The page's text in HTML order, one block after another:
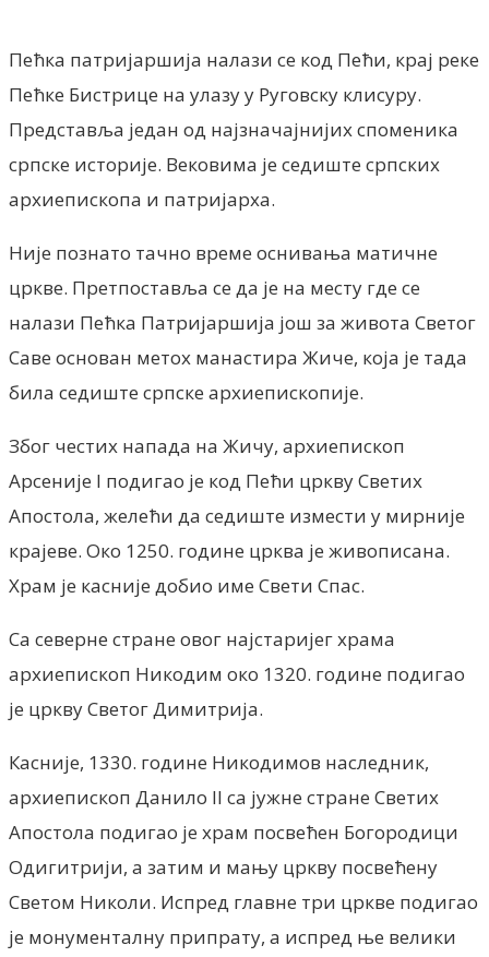
Пећка патријаршија налази се код Пећи, крај реке
Пећке Бистрице на улазу у Руговску клисуру.
Представља један од најзначајнијих споменика
српске историје. Вековима је седиште српских
архиепископа и патријарха.
Није познато тачно време оснивања матичне
цркве. Претпоставља се да је на месту где се
налази Пећка Патријаршија још за живота Светог
Саве основан метох манастира Жиче, која је тада
била седиште српске архиепископије.
Због честих напада на Жичу, архиепископ
Арсеније I подигао је код Пећи цркву Светих
Апостола, желећи да седиште измести у мирније
крајеве. Око 1250. године црква је живописана.
Храм је касније добио име Свети Спас.
Са северне стране овог најстаријег храма
архиепископ Никодим око 1320. године подигао
је цркву Светог Димитрија.
Касније, 1330. године Никодимов наследник,
архиепископ Данило II са јужне стране Светих
Апостола подигао је храм посвећен Богородици
Одигитрији, а затим и мању цркву посвећену
Светом Николи. Испред главне три цркве подигао
је монументалну припрату, а испред ње велики